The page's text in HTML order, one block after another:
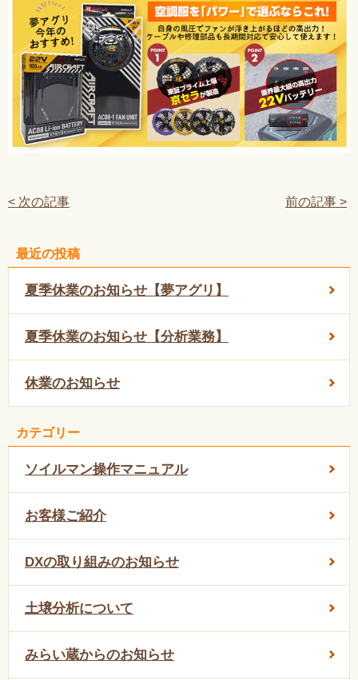
< 次の記事 前の記事 >
最近の投稿
夏季休業のお知らせ【夢アグリ】
夏季休業のお知らせ【分析業務】
休業のお知らせ
カテゴリー
ソイルマン操作マニュアル
お客様ご紹介
DXの取り組みのお知らせ
土壌分析について
みらい蔵からのお知らせ